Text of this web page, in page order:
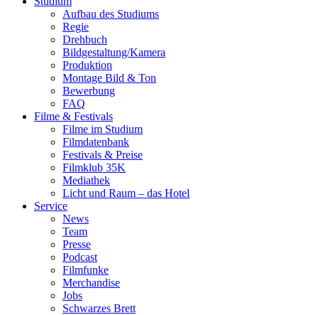
Auf­bau des Stu­di­ums
Regie
Dreh­buch
Bildgestaltung/​​Kamera
Pro­duk­ti­on
Mon­ta­ge Bild & Ton
Bewer­bung
FAQ
Fil­me & Fes­ti­vals
Fil­me im Stu­di­um
Film­da­ten­bank
Fes­ti­vals & Prei­se
Film­klub 35K
Media­thek
Licht und Raum – das Hotel
Ser­vice
News
Team
Pres­se
Pod­cast
Film­fun­ke
Mer­chan­di­se
Jobs
Schwar­zes Brett